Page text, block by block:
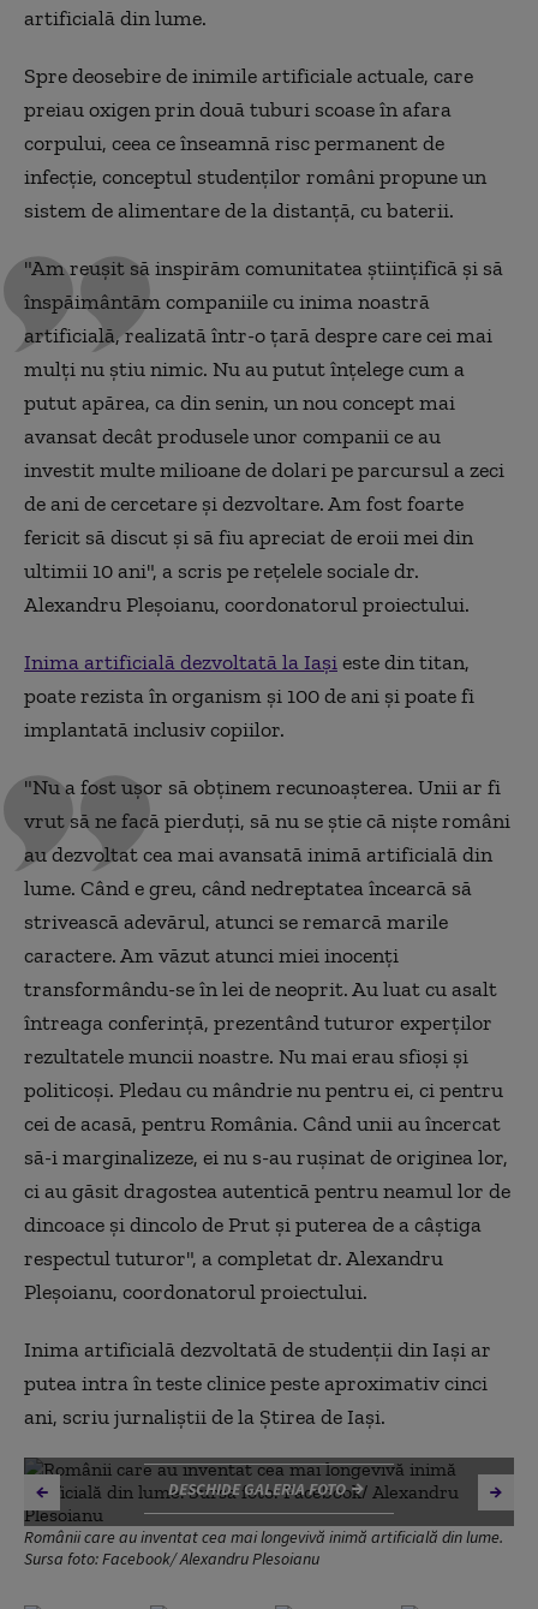
artificială din lume.
Spre deosebire de inimile artificiale actuale, care
preiau oxigen prin două tuburi scoase în afara
corpului, ceea ce înseamnă risc permanent de
infecție, conceptul studenților români propune un
sistem de alimentare de la distanță, cu baterii.
"Am reușit să inspirăm comunitatea științifică și să
înspăimântăm companiile cu inima noastră
artificială, realizată într-o țară despre care cei mai
mulți nu știu nimic. Nu au putut înțelege cum a
putut apărea, ca din senin, un nou concept mai
avansat decât produsele unor companii ce au
investit multe milioane de dolari pe parcursul a zeci
de ani de cercetare și dezvoltare. Am fost foarte
fericit să discut și să fiu apreciat de eroii mei din
ultimii 10 ani", a scris pe rețelele sociale dr.
Alexandru Pleșoianu, coordonatorul proiectului.
Inima artificială dezvoltată la Iașieste din titan,
poate rezista în organism și 100 de ani și poate fi
implantată inclusiv copiilor.
"Nu a fost ușor să obținem recunoașterea. Unii ar fi
vrut să ne facă pierduți, să nu se știe că niște români
au dezvoltat cea mai avansată inimă artificială din
lume. Când e greu, când nedreptatea încearcă să
strivească adevărul, atunci se remarcă marile
caractere. Am văzut atunci miei inocenți
transformându-se în lei de neoprit. Au luat cu asalt
întreaga conferință, prezentând tuturor experților
rezultatele muncii noastre. Nu mai erau sfioși și
politicoși. Pledau cu mândrie nu pentru ei, ci pentru
cei de acasă, pentru România. Când unii au încercat
să-i marginalizeze, ei nu s-au rușinat de originea lor,
ci au găsit dragostea autentică pentru neamul lor de
dincoace și dincolo de Prut și puterea de a câștiga
respectul tuturor", a completat dr. Alexandru
Pleșoianu, coordonatorul proiectului.
Inima artificială dezvoltată de studenții din Iași ar
putea intra în teste clinice peste aproximativ cinci
ani, scriu jurnaliștii de la Știrea de Iași.
Românii care au inventat cea mai longevivă inimă artificială din lume.
Sursa foto: Facebook/ Alexandru Plesoianu
DESCHIDE GALERIA FOTO